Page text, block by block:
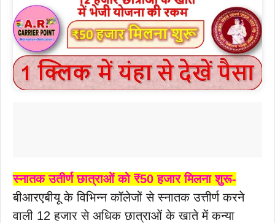
स्नातक उतीर्ण छात्राओं को ₹50 हजार मिलना शुरू-
बीआरएबीयू के विभिन्न कॉलेजों से स्नातक उत्तीर्ण करने
वाली 12 हजार से अधिक छात्राओं के खाते में कन्या